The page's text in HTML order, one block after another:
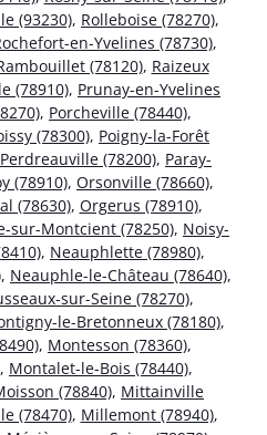
(93230), Rolleboise (78270),
en-Yvelines (78730),
(78120), Raizeux
(78910), Prunay-en-Yvelines
, Porcheville (78440),
(78300), Poigny-la-Forêt
Perdreauville (78200), Paray-
(78910), Orsonville (78660),
(78630), Orgerus (78910),
sur-Montcient (78250), Noisy-
, Neauphlette (78980),
, Neauphle-le-Château (78640),
sur-Seine (78270),
le-Bretonneux (78180),
, Montesson (78360),
, Montalet-le-Bois (78440),
(78840), Mittainville
(78470), Millemont (78940),